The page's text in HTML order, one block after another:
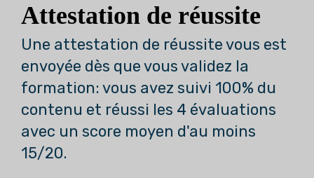
Attestation de réussite
Une attestation de réussite vous est
envoyée dès que vous validez la
formation: vous avez suivi 100% du
contenu et réussi les 4 évaluations
avec un score moyen d'au moins
15/20.